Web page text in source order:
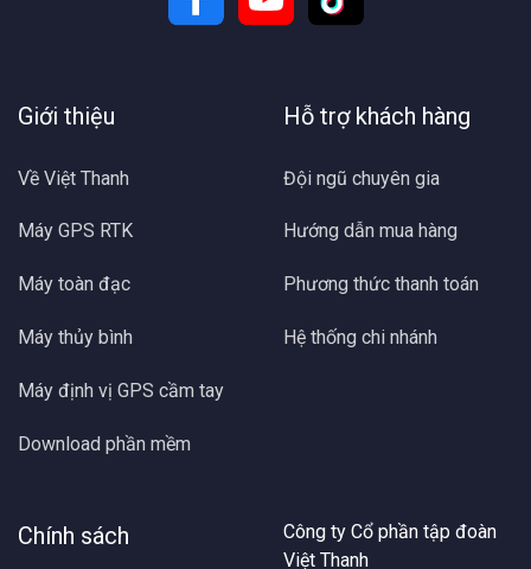
Giới thiệu
Về Việt Thanh
Máy GPS RTK
Máy toàn đạc
Máy thủy bình
Máy định vị GPS cầm tay
Download phần mềm
Hỗ trợ khách hàng
Đội ngũ chuyên gia
Hướng dẫn mua hàng
Phương thức thanh toán
Hệ thống chi nhánh
Chính sách
Công ty Cổ phần tập đoàn
Việt Thanh